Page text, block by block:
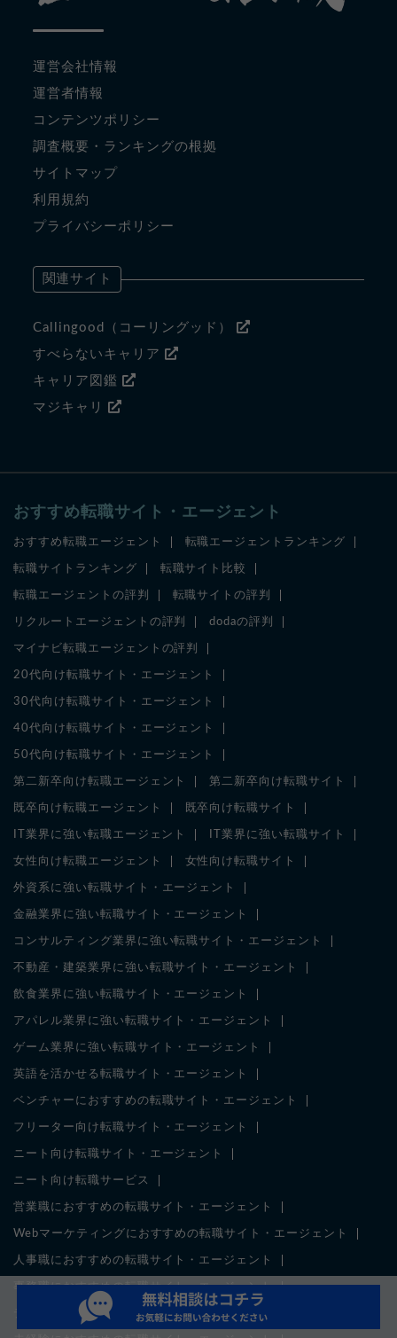
運営会社情報
運営者情報
コンテンツポリシー
調査概要・ランキングの根拠
サイトマップ
利用規約
プライバシーポリシー
関連サイト
Callingood（コーリングッド）
すべらないキャリア
キャリア図鑑
マジキャリ
おすすめ転職サイト・エージェント
おすすめ転職エージェント 転職エージェントランキング
転職サイトランキング 転職サイト比較
転職エージェントの評判 転職サイトの評判
リクルートエージェントの評判 dodaの評判
マイナビ転職エージェントの評判
20代向け転職サイト・エージェント
30代向け転職サイト・エージェント
40代向け転職サイト・エージェント
50代向け転職サイト・エージェント
第二新卒向け転職エージェント 第二新卒向け転職サイト
既卒向け転職エージェント 既卒向け転職サイト
IT業界に強い転職エージェント IT業界に強い転職サイト
女性向け転職エージェント 女性向け転職サイト
外資系に強い転職サイト・エージェント
金融業界に強い転職サイト・エージェント
コンサルティング業界に強い転職サイト・エージェント
不動産・建築業界に強い転職サイト・エージェント
飲食業界に強い転職サイト・エージェント
アパレル業界に強い転職サイト・エージェント
ゲーム業界に強い転職サイト・エージェント
英語を活かせる転職サイト・エージェント
ベンチャーにおすすめの転職サイト・エージェント
フリーター向け転職サイト・エージェント
ニート向け転職サイト・エージェント
ニート向け転職サービス
営業職におすすめの転職サイト・エージェント
Webマーケティングにおすすめの転職サイト・エージェント
人事職におすすめの転職サイト・エージェント
事務職におすすめの転職サイト・エージェント
デザイナー向け転職サイト・エージェント